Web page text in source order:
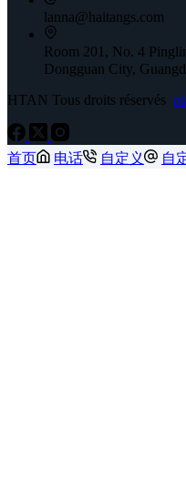
lanna@haitangs.com
Room 201, No. 4
Dongguan City,
HTAN Tous droits réservés
首页 电话 自定义 自